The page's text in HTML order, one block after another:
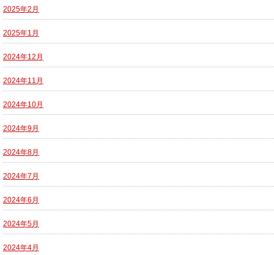
2025年2月
2025年1月
2024年12月
2024年11月
2024年10月
2024年9月
2024年8月
2024年7月
2024年6月
2024年5月
2024年4月